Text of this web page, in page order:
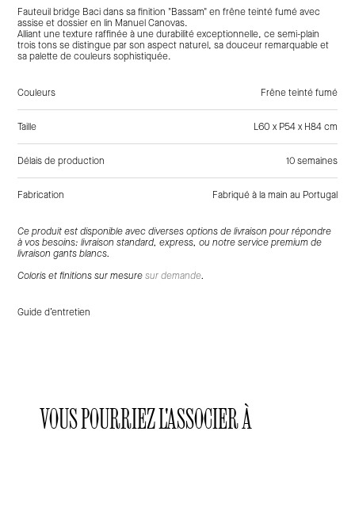
Fauteuil bridge Baci dans sa finition "Bassam" en frêne teinté fumé avec
assise et dossier en lin Manuel Canovas.
Alliant une texture raffinée à une durabilité exceptionnelle, ce semi-plain
trois tons se distingue par son aspect naturel, sa douceur remarquable et
sa palette de couleurs sophistiquée.
Couleurs Frêne teinté fumé
Taille L60 x P54 x H84 cm
Délais de production 10 semaines
Fabrication
Fabriqué à la main au Portugal
Ce produit est disponible avec diverses options de livraison pour répondre
à vos besoins: livraison standard, express, ou notre service premium de
livraison gants blancs.
Coloris et finitions sur mesuresur demande.
Guide d’entretien
VOUS POURRIEZ L'ASSOCIER À